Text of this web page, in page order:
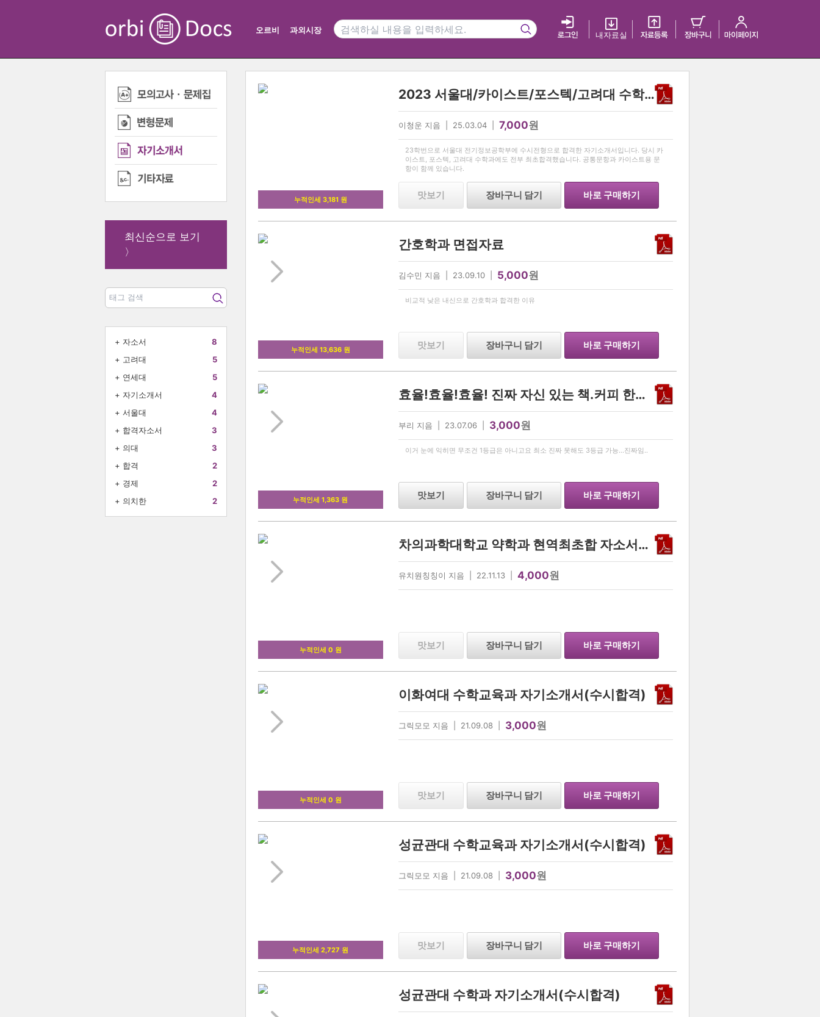
오르비 과외시장
내 자료실
최신순으로 보기
〉
+ 자소서
8
+ 고려대
5
+ 연세대
5
+ 자기소개서
4
+ 서울대
4
+ 합격자소서
3
+ 의대
3
+ 합격
2
+ 경제
2
+ 의치한 2
누적인세 3,181 원
2023 서울대/카이스트/포스텍/고려대 수학과 동시합격 자기소개서
이청운 지음 | 25.03.04 | 7,000원
23학번으로 서울대 전기정보공학부에 수시전형으로 합격한 자기소개서입니다. 당시 카
이스트, 포스텍, 고려대 수학과에도 전부 최초합격했습니다. 공통문항과 카이스트용 문
항이 함께 있습니다.
맛보기 장바구니 담기 바로 구매하기
누적인세 13,636 원
간호학과 면접자료
김수민 지음 | 23.09.10 | 5,000원
비교적 낮은 내신으로 간호학과 합격한 이유
맛보기 장바구니 담기 바로 구매하기
누적인세 1,363 원
효율!효율!효율! 진짜 자신 있는 책.커피 한잔 값입니다...!
부리 지음 | 23.07.06 | 3,000원
이거 눈에 익히면 무조건 1등급은 아니고요 최소 진짜 못해도 3등급 가능...진짜임..
맛보기 장바구니 담기 바로 구매하기
누적인세 0 원
차의과학대학교 약학과 현역최초합 자소서입니다.
유치원칭칭이 지음 | 22.11.13 | 4,000원
맛보기 장바구니 담기 바로 구매하기
누적인세 0 원
이화여대 수학교육과 자기소개서(수시합격)
그릭모모 지음 | 21.09.08 | 3,000원
맛보기 장바구니 담기 바로 구매하기
누적인세 2,727 원
성균관대 수학교육과 자기소개서(수시합격)
그릭모모 지음 | 21.09.08 | 3,000원
맛보기 장바구니 담기 바로 구매하기
성균관대 수학과 자기소개서(수시합격)